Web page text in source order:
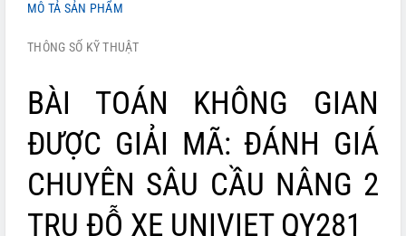
MÔ TẢ SẢN PHẨM
THÔNG SỐ KỸ THUẬT
BÀI TOÁN KHÔNG GIAN
ĐƯỢC GIẢI MÃ: ĐÁNH GIÁ
CHUYÊN SÂU CẦU NÂNG 2
TRỤ ĐỖ XE UNIVIET QY281